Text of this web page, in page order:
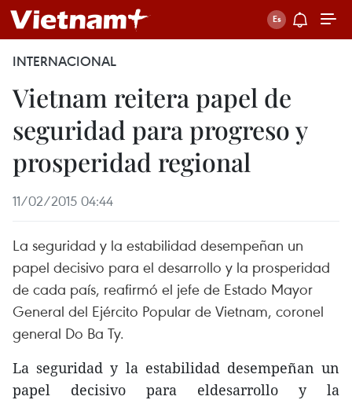
INTERNACIONAL
Vietnam reitera papel de
seguridad para progreso y
prosperidad regional
11/02/2015 04:44
La seguridad y la estabilidad desempeñan un
papel decisivo para el desarrollo y la prosperidad
de cada país, reafirmó el jefe de Estado Mayor
General del Ejército Popular de Vietnam, coronel
general Do Ba Ty.
La seguridad y la estabilidad desempeñan un
papel decisivo para eldesarrollo y la